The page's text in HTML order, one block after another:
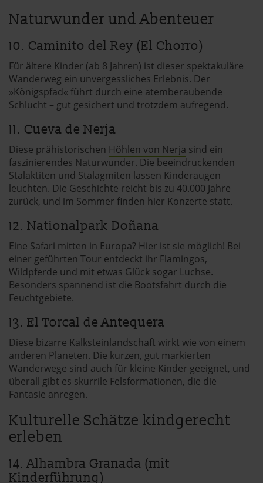
Naturwunder und Abenteuer
10. Caminito del Rey (El Chorro)
Für ältere Kinder (ab 8 Jahren) ist dieser spektakuläre
Wanderweg ein unvergessliches Erlebnis. Der
»Königspfad« führt durch eine atemberaubende
Schlucht – gut gesichert und trotzdem aufregend.
11. Cueva de Nerja
Diese prähistorischen Höhlen von Nerja sind ein
faszinierendes Naturwunder. Die beeindruckenden
Stalaktiten und Stalagmiten lassen Kinderaugen
leuchten. Die Geschichte reicht bis zu 40.000 Jahre
zurück, und im Sommer finden hier Konzerte statt.
12. Nationalpark Doñana
Eine Safari mitten in Europa? Hier ist sie möglich! Bei
einer geführten Tour entdeckt ihr Flamingos,
Wildpferde und mit etwas Glück sogar Luchse.
Besonders spannend ist die Bootsfahrt durch die
Feuchtgebiete.
13. El Torcal de Antequera
Diese bizarre Kalksteinlandschaft wirkt wie von einem
anderen Planeten. Die kurzen, gut markierten
Wanderwege sind auch für kleine Kinder geeignet, und
überall gibt es skurrile Felsformationen, die die
Fantasie anregen.
Kulturelle Schätze kindgerecht
erleben
14. Alhambra Granada (mit
Kinderführung)